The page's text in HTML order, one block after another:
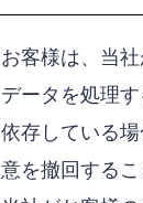
お客様は、当
データを処理
依存している
意を撤回するこ